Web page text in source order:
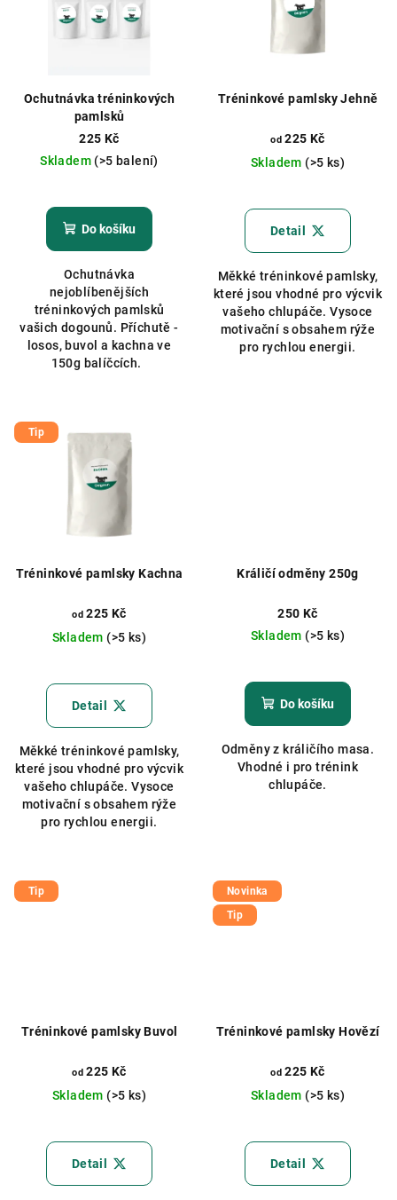
Ochutnávka tréninkových
pamlsků
225 Kč
Skladem (>5 balení)
hodnocení
produktu
z
5
hvězdiček.
Do košíku
Ochutnávka
nejoblíbenějších
tréninkových pamlsků
vašich dogounů. Příchutě -
losos, buvol a kachna ve
150g balíčcích.
Tréninkové pamlsky Jehně
od 225 Kč
Skladem (>5 ks)
Detail
Měkké tréninkové pamlsky,
které jsou vhodné pro výcvik
vašeho chlupáče. Vysoce
motivační s obsahem rýže
pro rychlou energii.
Tip
Tréninkové pamlsky Kachna
od 225 Kč
Skladem (>5 ks)
Detail
Měkké tréninkové pamlsky,
které jsou vhodné pro výcvik
vašeho chlupáče. Vysoce
motivační s obsahem rýže
pro rychlou energii.
Králičí odměny 250g
250 Kč
Skladem (>5 ks)
Do košíku
Odměny z králičího masa.
Vhodné i pro trénink
chlupáče.
Tip
Tréninkové pamlsky Buvol
od 225 Kč
Skladem (>5 ks)
hodnocení
produktu
Detail
Novinka
Tip
Tréninkové pamlsky Hovězí
od 225 Kč
Skladem (>5 ks)
Detail